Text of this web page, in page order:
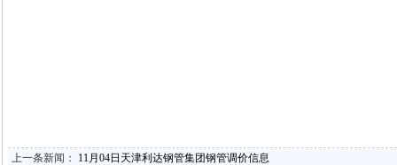
上一条新闻： 11月04日天津利达钢管集团钢管调价信息